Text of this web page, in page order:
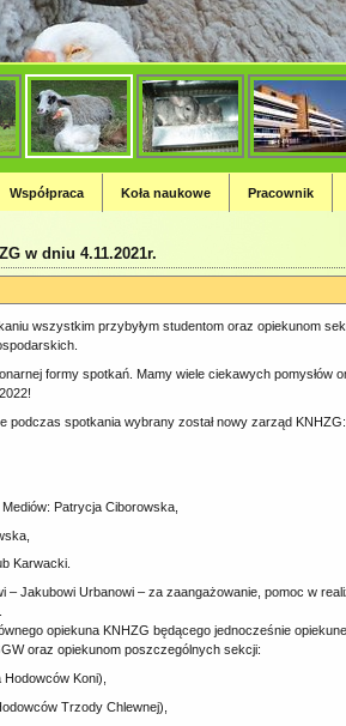
Współpraca Koła naukowe Pracownik
w dniu 4.11.2021r.
wszystkim przybyłym studentom oraz opiekunom
formy spotkań. Mamy wiele ciekawych pomysłów
podczas spotkania wybrany został nowy zarząd KNHZG:
Patrycja Ciborowska,
Karwacki.
– Jakubowi Urbanowi – za zaangażowanie, pomoc w
opiekuna KNHZG będącego jednocześnie
oraz opiekunom poszczególnych sekcji:
Koni),
Trzody Chlewnej),